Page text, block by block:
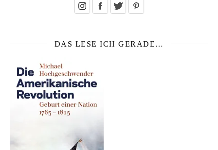
DAS LESE ICH GERADE…